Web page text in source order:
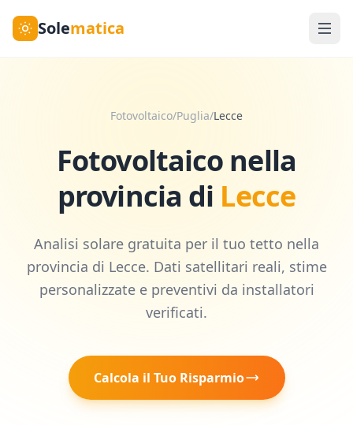
Solematica
Fotovoltaico/Puglia/Lecce
Fotovoltaico nella
provincia di Lecce
Analisi solare gratuita per il tuo tetto nella
provincia di Lecce. Dati satellitari reali, stime
personalizzate e preventivi da installatori
verificati.
Calcola il Tuo Risparmio